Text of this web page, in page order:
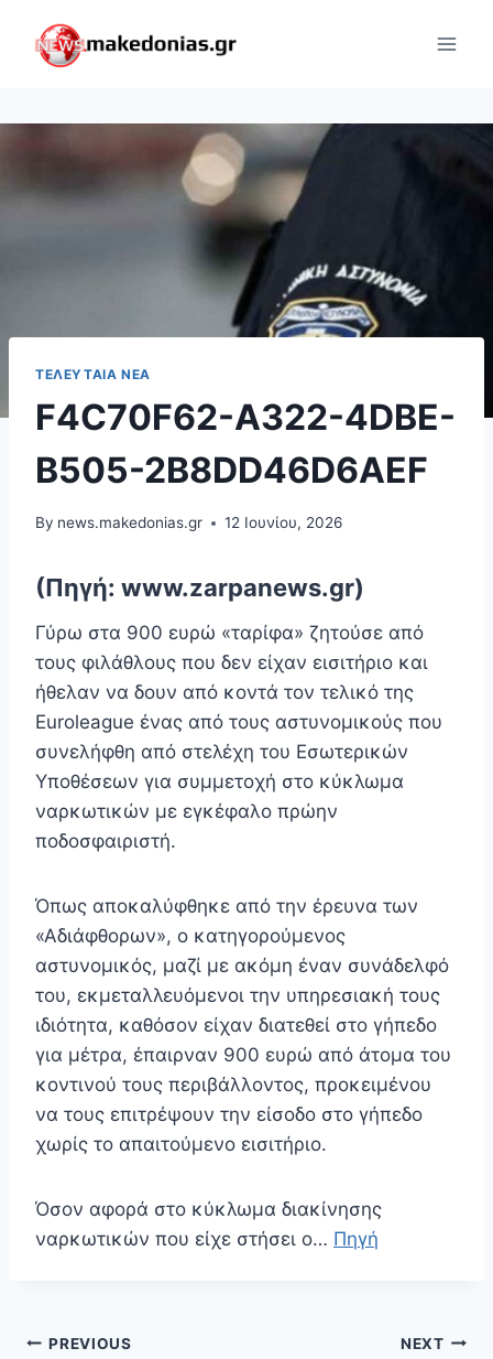
content
ΤΕΛΕΥΤΑΊΑ ΝΈΑ
F4C70F62-A322-4DBE-
B505-2B8DD46D6AEF
By news.makedonias.gr 12 Ιουνίου, 2026
(Πηγή: www.zarpanews.gr)
Γύρω στα 900 ευρώ «ταρίφα» ζητούσε από
τους φιλάθλους που δεν είχαν εισιτήριο και
ήθελαν να δουν από κοντά τον τελικό της
Euroleague ένας από τους αστυνομικούς που
συνελήφθη από στελέχη του Εσωτερικών
Υποθέσεων για συμμετοχή στο κύκλωμα
ναρκωτικών με εγκέφαλο πρώην
ποδοσφαιριστή.
Όπως αποκαλύφθηκε από την έρευνα των
«Αδιάφθορων», ο κατηγορούμενος
αστυνομικός, μαζί με ακόμη έναν συνάδελφό
του, εκμεταλλευόμενοι την υπηρεσιακή τους
ιδιότητα, καθόσον είχαν διατεθεί στο γήπεδο
για μέτρα, έπαιρναν 900 ευρώ από άτομα του
κοντινού τους περιβάλλοντος, προκειμένου
να τους επιτρέψουν την είσοδο στο γήπεδο
χωρίς το απαιτούμενο εισιτήριο.
Όσον αφορά στο κύκλωμα διακίνησης
ναρκωτικών που είχε στήσει ο… Πηγή
Πλοήγηση
PREVIOUS NEXT